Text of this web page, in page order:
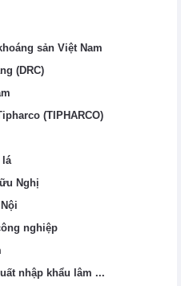
sản Việt Nam
(DRC)
(TIPHARCO)
lá
Nghị
nghiệp
nhập khẩu lâm ...